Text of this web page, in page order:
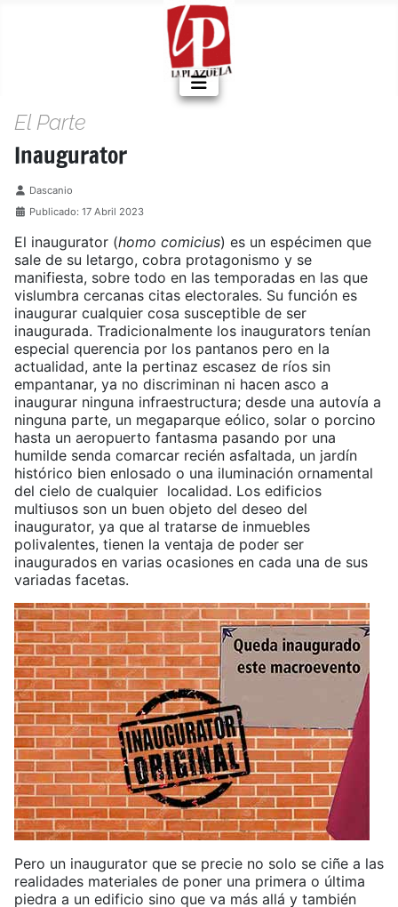
El Parte
Inaugurator
Detalles
Dascanio
Publicado: 17 Abril 2023
El inaugurator (homo comicius) es un espécimen que
sale de su letargo, cobra protagonismo y se
manifiesta, sobre todo en las temporadas en las que
vislumbra cercanas citas electorales. Su función es
inaugurar cualquier cosa susceptible de ser
inaugurada. Tradicionalmente los inaugurators tenían
especial querencia por los pantanos pero en la
actualidad, ante la pertinaz escasez de ríos sin
empantanar, ya no discriminan ni hacen asco a
inaugurar ninguna infraestructura; desde una autovía a
ninguna parte, un megaparque eólico, solar o porcino
hasta un aeropuerto fantasma pasando por una
humilde senda comarcar recién asfaltada, un jardín
histórico bien enlosado o una iluminación ornamental
del cielo de cualquier localidad. Los edificios
multiusos son un buen objeto del deseo del
inaugurator, ya que al tratarse de inmuebles
polivalentes, tienen la ventaja de poder ser
inaugurados en varias ocasiones en cada una de sus
variadas facetas.
Pero un inaugurator que se precie no solo se ciñe a las
realidades materiales de poner una primera o última
piedra a un edificio sino que va más allá y también